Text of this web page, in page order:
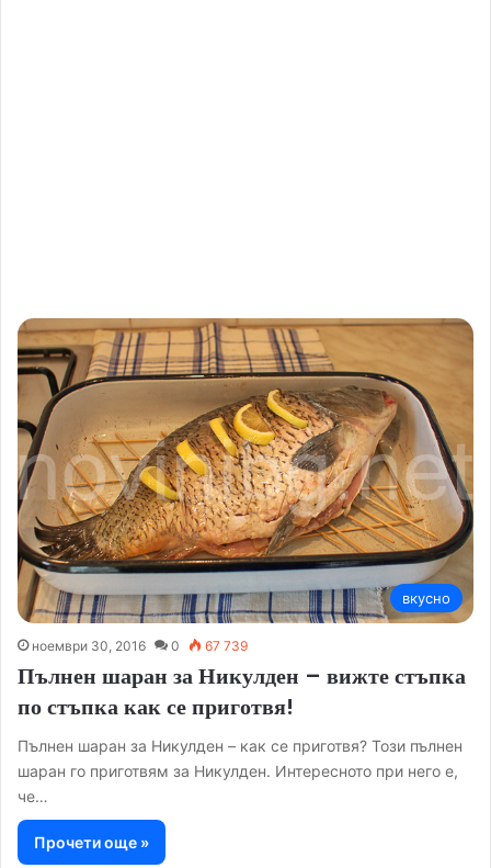
вкусно
ноември 30, 2016 0 67 739
Пълнен шаран за Никулден – вижте стъпка
по стъпка как се приготвя!
Пълнен шаран за Никулден – как се приготвя? Този пълнен
шаран го приготвям за Никулден. Интересното при него е,
че…
Прочети още »